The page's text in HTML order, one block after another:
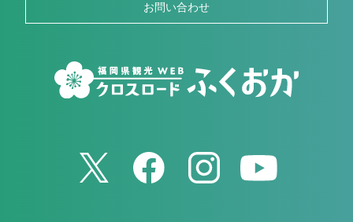
お問い合わせ